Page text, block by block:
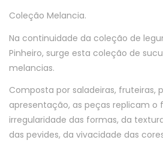
Coleção Melancia.
Na continuidade da coleção de
Pinheiro, surge esta coleção de
melancias.
Composta por saladeiras, fruteiras,
apresentação, as peças replicam o
irregularidade das formas, da
das pevides, da vivacidade das